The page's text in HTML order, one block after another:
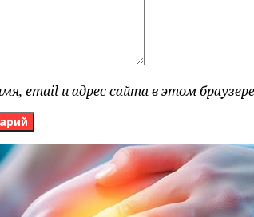
email и адрес сайта в этом